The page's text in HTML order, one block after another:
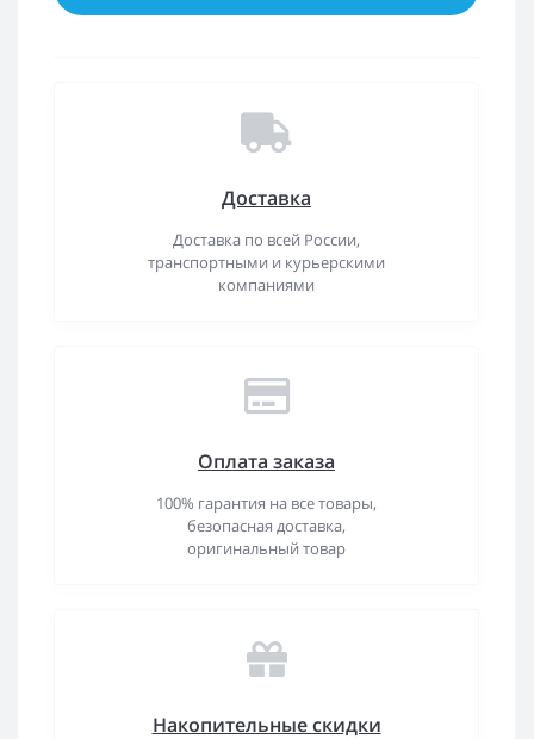
Доставка
Доставка по всей России,
транспортными и курьерскими
компаниями
Оплата заказа
100% гарантия на все товары,
безопасная доставка,
оригинальный товар
Накопительные скидки